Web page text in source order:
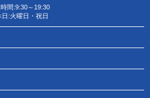
間:9:30～19:30
日:火曜日・祝日